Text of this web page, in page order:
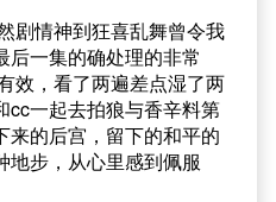
情神到狂喜乱舞曾令我
一集的确处理的非常
效，看了两遍差点湿了两
一起去拍狼与香辛料第
来的后宫，留下的和平的
步，从心里感到佩服